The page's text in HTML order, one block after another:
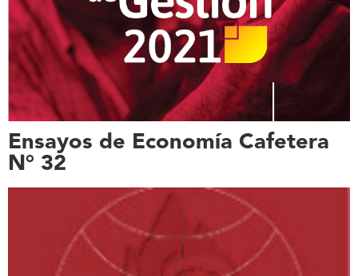
Ensayos de Economía Cafetera
N° 32